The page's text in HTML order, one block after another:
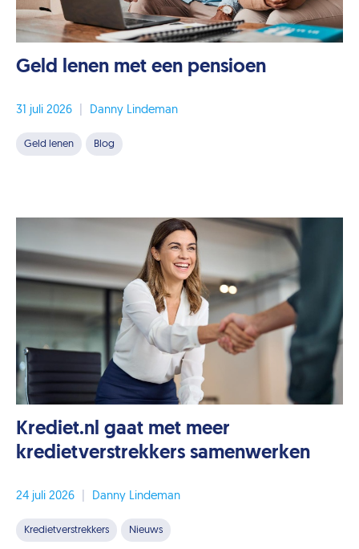
Geld lenen met een pensioen
31 juli 2026 Danny Lindeman
Geld lenen Blog
Krediet.nl gaat met meer
kredietverstrekkers samenwerken
24 juli 2026 Danny Lindeman
Kredietverstrekkers Nieuws